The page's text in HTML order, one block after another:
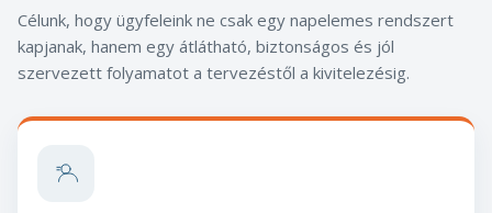
Célunk, hogy ügyfeleink ne csak egy napelemes rendszert
kapjanak, hanem egy átlátható, biztonságos és jól
szervezett folyamatot a tervezéstől a kivitelezésig.